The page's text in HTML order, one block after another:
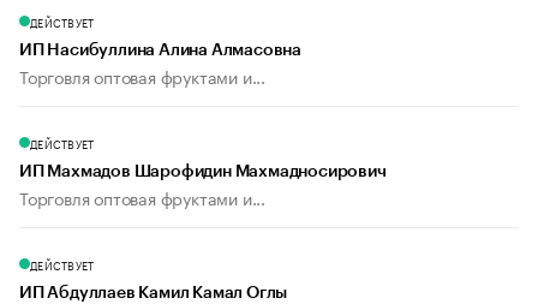
ДЕЙСТВУЕТ
ИП Насибуллина Алина Алмасовна
Торговля оптовая фруктами и...
ДЕЙСТВУЕТ
ИП Махмадов Шарофидин Махмадносирович
Торговля оптовая фруктами и...
ДЕЙСТВУЕТ
ИП Абдуллаев Камил Камал Оглы